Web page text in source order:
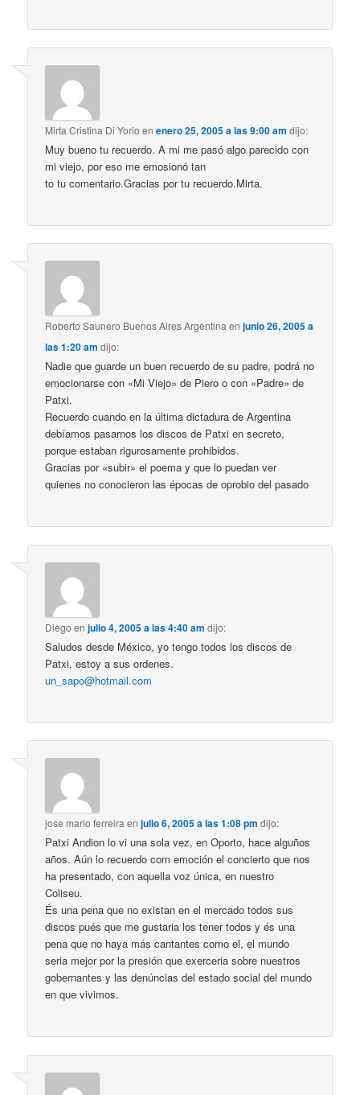
Mirta Cristina Di Yorio enenero 25, 2005 a las 9:00 am dijo:
Muy bueno tu recuerdo. A mi me pasó algo parecido con
mi viejo, por eso me emosionó tan
to tu comentario.Gracias por tu recuerdo.Mirta.
Roberto Saunero Buenos Aires Argentina enjunio 26, 2005 a
las 1:20 am dijo:
Nadie que guarde un buen recuerdo de su padre, podrá no
emocionarse con «Mi Viejo» de Piero o con «Padre» de
Patxi.
Recuerdo cuando en la última dictadura de Argentina
debíamos pasarnos los discos de Patxi en secreto,
porque estaban rigurosamente prohibidos.
Gracias por «subir» el poema y que lo puedan ver
quienes no conocieron las épocas de oprobio del pasado
Diego enjulio 4, 2005 a las 4:40 am dijo:
Saludos desde México, yo tengo todos los discos de
Patxi, estoy a sus ordenes.
un_sapo@hotmail.com
jose mario ferreira enjulio 6, 2005 a las 1:08 pm dijo:
Patxi Andion lo vi una sola vez, en Oporto, hace alguños
años. Aún lo recuerdo com emoción el concierto que nos
ha presentado, con aquella voz única, en nuestro
Coliseu.
És una pena que no existan en el mercado todos sus
discos pués que me gustaria los tener todos y és una
pena que no haya más cantantes como el, el mundo
seria mejor por la presión que exerceria sobre nuestros
gobernantes y las denúncias del estado social del mundo
en que vivimos.